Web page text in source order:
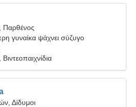
Παρθένος
γυναίκα ψάχνει σύζυγο
Δίδυμοι